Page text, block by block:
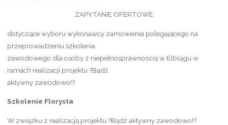
ZAPYTANIE OFERTOWE
dotyczące wyboru wykonawcy zamówienia polegającego na
przeprowadzeniu szkolenia
zawodowego dla osoby z niepełnosprawnością w Elblągu w
ramach realizacji projektu ?Bądź
aktywny zawodowo!?.
Szkolenie Florysta
W związku z realizacją projektu ?Bądź aktywny zawodowo!?